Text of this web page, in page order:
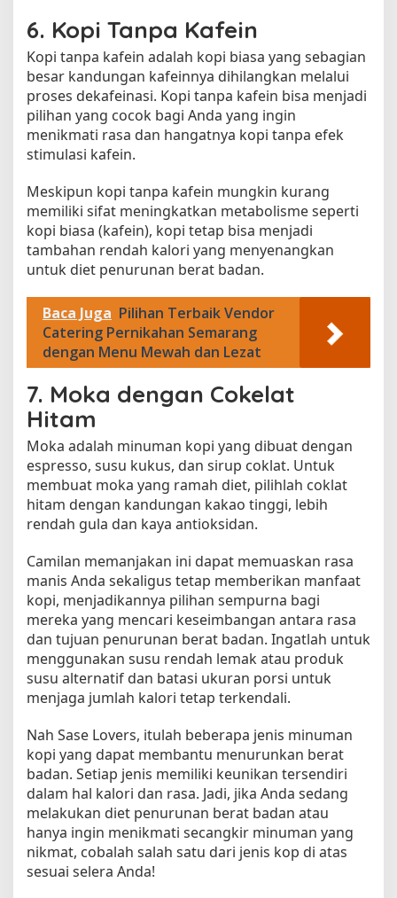
6. Kopi Tanpa Kafein
Kopi tanpa kafein adalah kopi biasa yang sebagian
besar kandungan kafeinnya dihilangkan melalui
proses dekafeinasi. Kopi tanpa kafein bisa menjadi
pilihan yang cocok bagi Anda yang ingin
menikmati rasa dan hangatnya kopi tanpa efek
stimulasi kafein.
Meskipun kopi tanpa kafein mungkin kurang
memiliki sifat meningkatkan metabolisme seperti
kopi biasa (kafein), kopi tetap bisa menjadi
tambahan rendah kalori yang menyenangkan
untuk diet penurunan berat badan.
Baca Juga Pilihan Terbaik Vendor
Catering Pernikahan Semarang
dengan Menu Mewah dan Lezat
7. Moka dengan Cokelat
Hitam
Moka adalah minuman kopi yang dibuat dengan
espresso, susu kukus, dan sirup coklat. Untuk
membuat moka yang ramah diet, pilihlah coklat
hitam dengan kandungan kakao tinggi, lebih
rendah gula dan kaya antioksidan.
Camilan memanjakan ini dapat memuaskan rasa
manis Anda sekaligus tetap memberikan manfaat
kopi, menjadikannya pilihan sempurna bagi
mereka yang mencari keseimbangan antara rasa
dan tujuan penurunan berat badan. Ingatlah untuk
menggunakan susu rendah lemak atau produk
susu alternatif dan batasi ukuran porsi untuk
menjaga jumlah kalori tetap terkendali.
Nah Sase Lovers, itulah beberapa jenis minuman
kopi yang dapat membantu menurunkan berat
badan. Setiap jenis memiliki keunikan tersendiri
dalam hal kalori dan rasa. Jadi, jika Anda sedang
melakukan diet penurunan berat badan atau
hanya ingin menikmati secangkir minuman yang
nikmat, cobalah salah satu dari jenis kop di atas
sesuai selera Anda!